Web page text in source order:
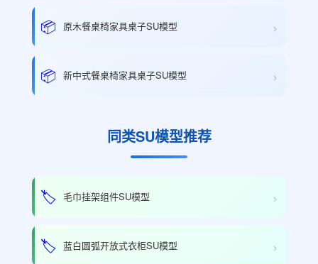
📦 原木餐桌椅家具桌子SU模型 ›
📦 新中式餐桌椅家具桌子SU模型 ›
同类SU模型推荐
🏷️ 毛巾挂架组件SU模型 ›
🏷️ 蓝白圆弧开放式衣柜SU模型 ›